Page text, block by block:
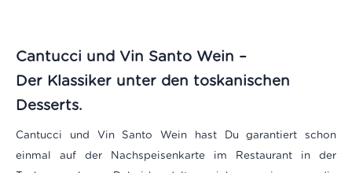
Cantucci und Vin Santo Wein –
Der Klassiker unter den toskanischen
Desserts.
Cantucci und Vin Santo Wein hast Du garantiert schon
einmal auf der Nachspeisenkarte im Restaurant in der